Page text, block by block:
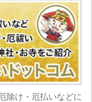
除け・厄払いなどに